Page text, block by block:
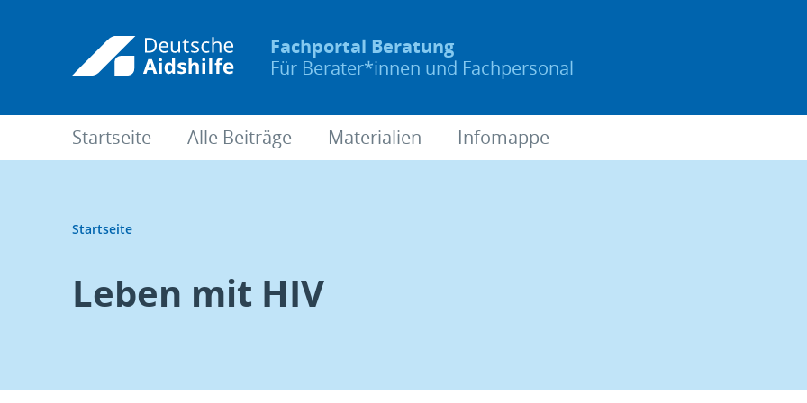
Fachportal Beratung
Für Berater*innen und Fachpersonal
Startseite Alle Beiträge Materialien Infomappe
Startseite
Leben mit HIV